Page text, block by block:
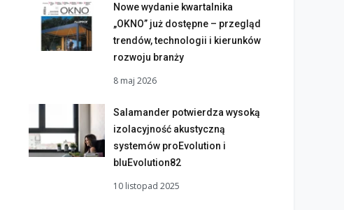
Nowe wydanie kwartalnika
„OKNO” już dostępne – przegląd
trendów, technologii i kierunków
rozwoju branży
8 maj 2026
Salamander potwierdza wysoką
izolacyjność akustyczną
systemów proEvolution i
bluEvolution82
10 listopad 2025